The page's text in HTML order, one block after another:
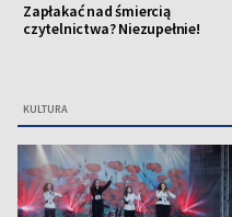
Zapłakać nad śmiercią
czytelnictwa? Niezupełnie!
KULTURA